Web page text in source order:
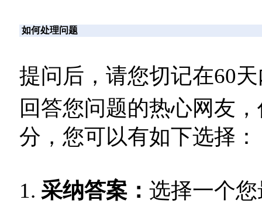
如何处理问题
提问后，请您切记在60
回答您问题的热心网友
分，您可以有如下选择：
1. 采纳答案： 选择一个